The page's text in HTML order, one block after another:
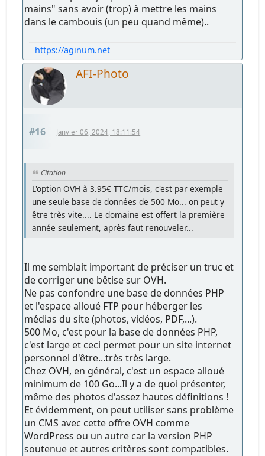
mains" sans avoir (trop) à mettre les mains
dans le cambouis (un peu quand même)..
https://aginum.net
AFI-Photo
#16 Janvier 06, 2024, 18:11:54
Citation
L'option OVH à 3.95€ TTC/mois, c'est par exemple
une seule base de données de 500 Mo... on peut y
être très vite.... Le domaine est offert la première
année seulement, après faut renouveler...
Il me semblait important de préciser un truc et
de corriger une bêtise sur OVH.
Ne pas confondre une base de données PHP
et l'espace alloué FTP pour héberger les
médias du site (photos, vidéos, PDF,...).
500 Mo, c'est pour la base de données PHP,
c'est large et ceci permet pour un site internet
personnel d'être...très très large.
Chez OVH, en général, c'est un espace alloué
minimum de 100 Go...Il y a de quoi présenter,
même des photos d'assez hautes définitions !
Et évidemment, on peut utiliser sans problème
un CMS avec cette offre OVH comme
WordPress ou un autre car la version PHP
soutenue et autres critères sont compatibles.